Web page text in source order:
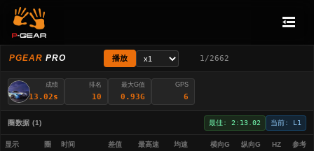
PGEAR PRO 播放 1/2662
站站
中国.-- · 宝马M421款 M4 xDrive
成绩
02:13.02s
排名
10
最大G值
0.93G
GPS
6
圈数据 (1) 最佳: 2:13.02 当前: L1
显示 圈 时间 差值 最高速 均速 横向G 纵向G HZ 参考